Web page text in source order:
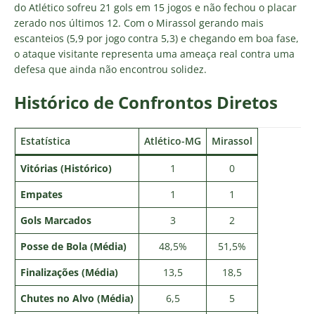
do Atlético sofreu 21 gols em 15 jogos e não fechou o placar
zerado nos últimos 12. Com o Mirassol gerando mais
escanteios (5,9 por jogo contra 5,3) e chegando em boa fase,
o ataque visitante representa uma ameaça real contra uma
defesa que ainda não encontrou solidez.
Histórico de Confrontos Diretos
Estatística Atlético-MG Mirassol
Vitórias (Histórico) 1
0
Empates
1
1
Gols Marcados
3
2
Posse de Bola (Média)
48,5%
51,5%
Finalizações (Média)
13,5
18,5
Chutes no Alvo (Média)
6,5
5